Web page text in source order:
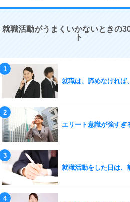
就職活動がうまくいかないときの
ト
就職は、諦めなければ
エリート意識が強すぎ
就職活動をした日は、